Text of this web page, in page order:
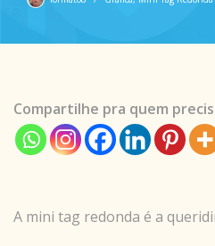
Compartilhe pra quem
A mini tag redonda é a